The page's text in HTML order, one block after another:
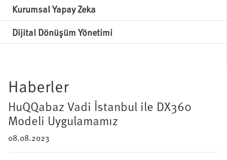
Kurumsal Yapay Zeka
Dijital Dönüşüm Yönetimi
Haberler
HuQQabaz Vadi İstanbul ile DX360
Modeli Uygulamamız
08.08.2023